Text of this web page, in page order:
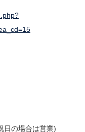
の場合は営業)